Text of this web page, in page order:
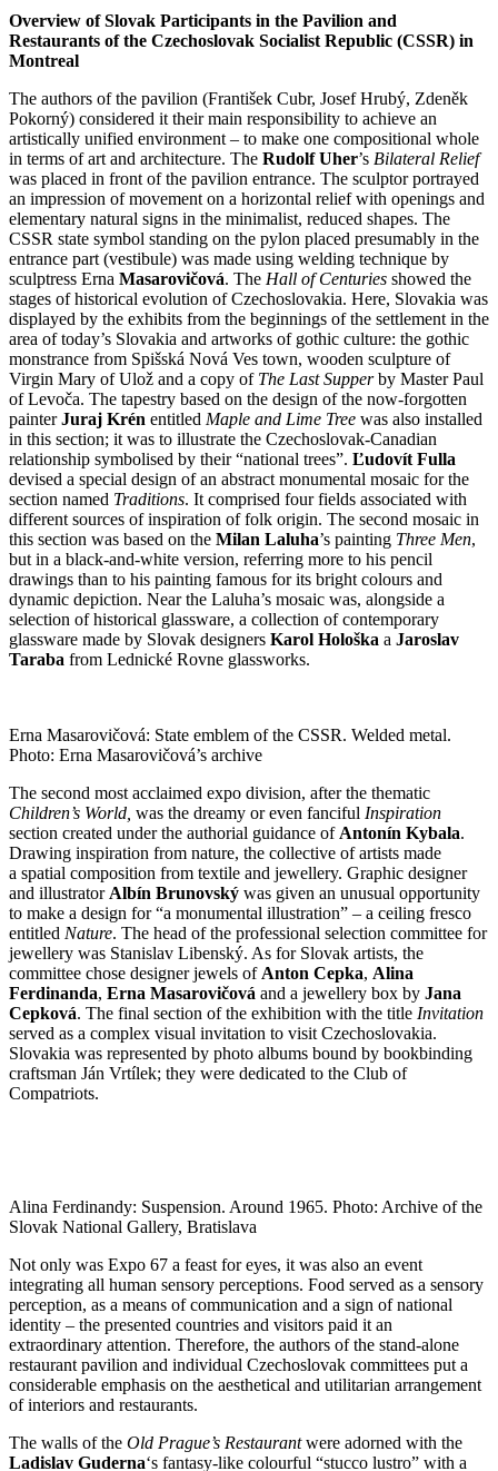
Overview of Slovak Participants in the Pavilion and
Restaurants of the Czechoslovak Socialist Republic (CSSR) in
Montreal
The authors of the pavilion (František Cubr, Josef Hrubý, Zdeněk
Pokorný) considered it their main responsibility to achieve an
artistically unified environment – to make one compositional whole
in terms of art and architecture. The Rudolf Uher’s Bilateral Relief
was placed in front of the pavilion entrance. The sculptor portrayed
an impression of movement on a horizontal relief with openings and
elementary natural signs in the minimalist, reduced shapes. The
CSSR state symbol standing on the pylon placed presumably in the
entrance part (vestibule) was made using welding technique by
sculptress Erna Masarovičová. The Hall of Centuries showed the
stages of historical evolution of Czechoslovakia. Here, Slovakia was
displayed by the exhibits from the beginnings of the settlement in the
area of today’s Slovakia and artworks of gothic culture: the gothic
monstrance from Spišská Nová Ves town, wooden sculpture of
Virgin Mary of Ulož and a copy of The Last Supperby Master Paul
of Levoča. The tapestry based on the design of the now-forgotten
painterJuraj Krén entitled Maple and Lime Tree was also installed
in this section; it was to illustrate the Czechoslovak-Canadian
relationship symbolised by their “national trees”. Ľudovít Fulla
devised a special design of an abstract monumental mosaic for the
section named Traditions. It comprised four fields associated with
different sources of inspiration of folk origin. The second mosaic in
this section was based on the Milan Laluha’s painting Three Men,
but in a black-and-white version, referring more to his pencil
drawings than to his painting famous for its bright colours and
dynamic depiction. Near the Laluha’s mosaic was, alongside a
selection of historical glassware, a collection of contemporary
glassware made by Slovak designers Karol Hološka a Jaroslav
Taraba from Lednické Rovne glassworks.
Erna Masarovičová: State emblem of the CSSR. Welded metal.
Photo: Erna Masarovičová’s archive
The second most acclaimed expo division, after the thematic
Children’s World, was the dreamy or even fanciful Inspiration
section created under the authorial guidance of Antonín Kybala.
Drawing inspiration from nature, the collective of artists made
a spatial composition from textile and jewellery. Graphic designer
and illustrator Albín Brunovský was given an unusual opportunity
to make a design for “a monumental illustration” – a ceiling fresco
entitled Nature. The head of the professional selection committee for
jewellery was Stanislav Libenský. As for Slovak artists, the
committee chose designer jewels of Anton Cepka, Alina
Ferdinanda, Erna Masarovičová and a jewellery box by Jana
Cepková. The final section of the exhibition with the title Invitation
served as a complex visual invitation to visit Czechoslovakia.
Slovakia was represented by photo albums bound by bookbinding
craftsman Ján Vrtílek; they were dedicated to the Club of
Compatriots.
Alina Ferdinandy: Suspension. Around 1965. Photo: Archive of the
Slovak National Gallery, Bratislava
Not only was Expo 67 a feast for eyes, it was also an event
integrating all human sensory perceptions. Food served as a sensory
perception, as a means of communication and a sign of national
identity – the presented countries and visitors paid it an
extraordinary attention. Therefore, the authors of the stand-alone
restaurant pavilion and individual Czechoslovak committees put a
considerable emphasis on the aesthetical and utilitarian arrangement
of interiors and restaurants.
The walls of the Old Prague’s Restaurantwere adorned with the
Ladislav Guderna‘s fantasy-like colourful “stucco lustro” with a